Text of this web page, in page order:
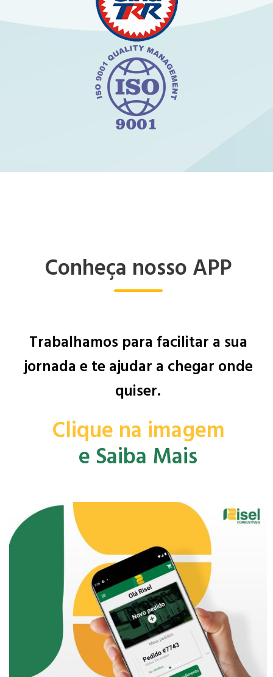
Conheça nosso APP
Trabalhamos para facilitar a sua
jornada e te ajudar a chegar onde
quiser.
Clique na imagem
e Saiba Mais